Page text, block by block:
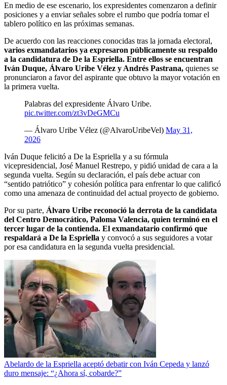
En medio de ese escenario, los expresidentes comenzaron a definir
posiciones y a enviar señales sobre el rumbo que podría tomar el
tablero político en las próximas semanas.
De acuerdo con las reacciones conocidas tras la jornada electoral,
varios exmandatarios ya expresaron públicamente su respaldo
a la candidatura de De la Espriella. Entre ellos se encuentran
Iván Duque, Álvaro Uribe Vélez y Andrés Pastrana, quienes se
pronunciaron a favor del aspirante que obtuvo la mayor votación en
la primera vuelta.
Palabras del expresidente Álvaro Uribe.
pic.twitter.com/zt3vDeGMCu
— Álvaro Uribe Vélez (@AlvaroUribeVel) May 31,
2026
Iván Duque felicitó a De la Espriella y a su fórmula
vicepresidencial, José Manuel Restrepo, y pidió unidad de cara a la
segunda vuelta. Según su declaración, el país debe actuar con
“sentido patriótico” y cohesión política para enfrentar lo que calificó
como una amenaza de continuidad del actual proyecto de gobierno.
Por su parte, Álvaro Uribe reconoció la derrota de la candidata
del Centro Democrático, Paloma Valencia, quien terminó en el
tercer lugar de la contienda. El exmandatario confirmó que
respaldará a De la Espriella y convocó a sus seguidores a votar
por esa candidatura en la segunda vuelta presidencial.
Abelardo de la Espriella aceptó debatir con Iván Cepeda y lanzó
duro mensaje: “¿Ahora sí, cobarde?”